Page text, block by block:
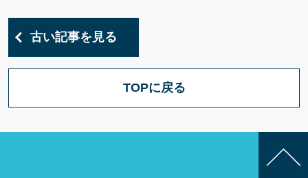
古い記事を見る
TOPに戻る